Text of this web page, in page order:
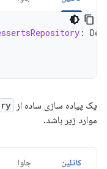
:
یک پیاده سازی ساده از
موارد زیر باشد.
کاتلین جاوا